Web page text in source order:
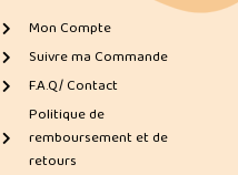
Mon Compte
Suivre ma Commande
F.A.Q/ Contact
Politique de
remboursement et de
retours